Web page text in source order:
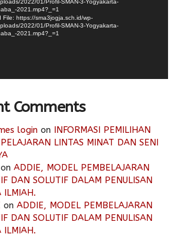
2022/01/Profil-SMAN-3-Yogyakarta-
2021.mp4?_=1
File: https://sma3jogja.sch.id/wp-
2022/01/Profil-SMAN-3-Yogyakarta-
2021.mp4?_=1
Comments
login on INFORMASI PEMILIHAN
LINTAS MINAT DAN SENI
on ADDIE, MODEL PEMBELAJARAN
DAN SOLUTIF DALAM PENULISAN
ILMIAH.
on ADDIE, MODEL PEMBELAJARAN
DAN SOLUTIF DALAM PENULISAN
ILMIAH.